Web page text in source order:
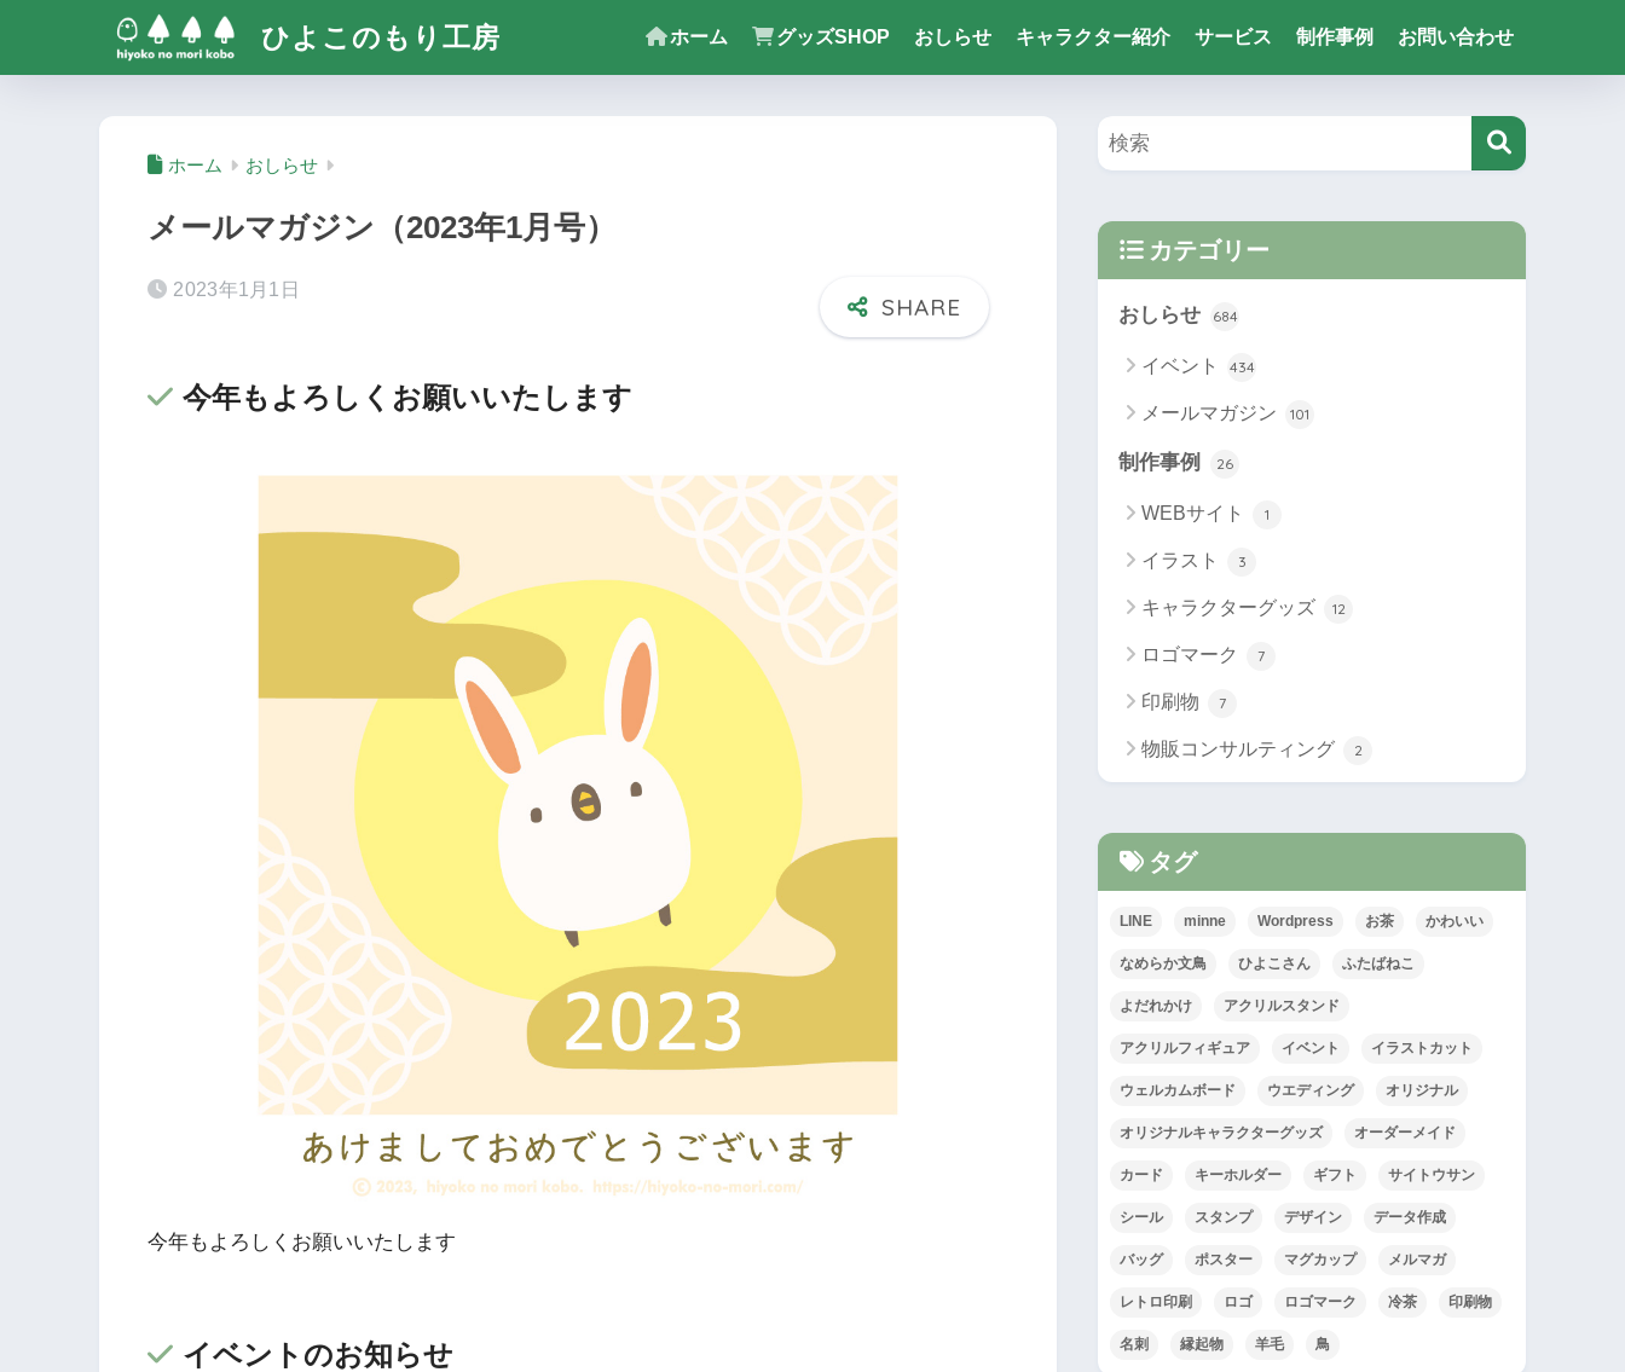
ひよこのもり工房 ホーム グッズSHOP おしらせ キャラクター紹介 サービス 制作事例 お問い合わせ
ホーム おしらせ
メールマガジン（2023年1月号）
2023年1月1日
今年もよろしくお願いいたします
今年もよろしくお願いいたします
イベントのお知らせ
カテゴリー
おしらせ 684
イベント 434
メールマガジン 101
制作事例 26
WEBサイト 1
イラスト 3
キャラクターグッズ 12
ロゴマーク 7
印刷物 7
物販コンサルティング 2
タグ
LINE minne Wordpress お茶 かわいい
なめらか文鳥 ひよこさん ふたばねこ
よだれかけ アクリルスタンド
アクリルフィギュア イベント イラストカット
ウェルカムボード ウエディング オリジナル
オリジナルキャラクターグッズ オーダーメイド
カード キーホルダー ギフト サイトウサン
シール スタンプ デザイン データ作成
バッグ ポスター マグカップ メルマガ
レトロ印刷 ロゴ ロゴマーク 冷茶 印刷物
名刺 縁起物 羊毛 鳥